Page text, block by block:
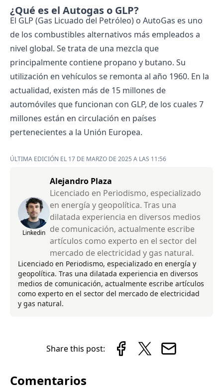
¿Qué es el Autogas o GLP?
El GLP (Gas Licuado del Petróleo) o AutoGas es uno
de los combustibles alternativos más empleados a
nivel global. Se trata de una mezcla que
principalmente contiene propano y butano. Su
utilización en vehículos se remonta al año 1960. En la
actualidad, existen más de 15 millones de
automóviles que funcionan con GLP, de los cuales 7
millones están en circulación en países
pertenecientes a la Unión Europea.
ÚLTIMA EDICIÓN EL 17 DE MARZO DE 2025 A LAS 11:56
Linkedin
Alejandro Plaza
Licenciado en Periodismo, especializado
en energía y geopolítica. Tras una
dilatada experiencia en diversos medios
de comunicación, actualmente escribe
artículos como experto en el sector del
mercado de electricidad y gas natural.
Licenciado en Periodismo, especializado en energía y
geopolítica. Tras una dilatada experiencia en diversos
medios de comunicación, actualmente escribe artículos
como experto en el sector del mercado de electricidad
y gas natural.
Share this post:
Comentarios